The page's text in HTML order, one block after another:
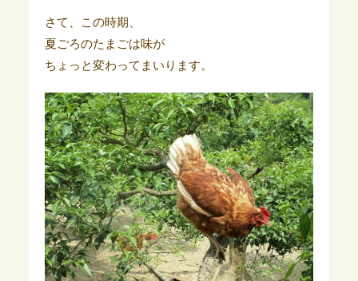
さて、この時期、
夏ごろのたまごは味が
ちょっと変わってまいります。